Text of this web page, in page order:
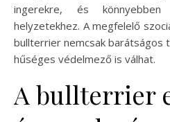
ingerekre, és
helyzetekhez. A megfelelő
bullterrier nemcsak barátságos
hűséges védelmező is válhat.
A bullterrier